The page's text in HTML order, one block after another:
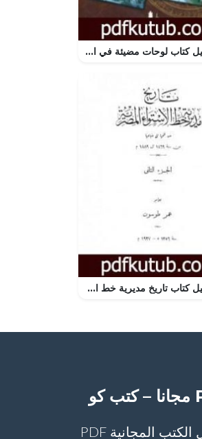
تحميل كتاب لوحات مضيئة في الحضارة العربية الإسلامية PDF تأليف شوقي أبو خليل مجانا [كامل]
تحميل كتاب تاريخ مديرية خط الاستواء المصرية من فتحها إلى ضياعها من سنة 1869 إلى 1889 م – الجزء الثاني PDF تأليف عمر طوسون مجانا [كامل]
موقع كتب كو لـ تحميل الكتب المجانية PDF